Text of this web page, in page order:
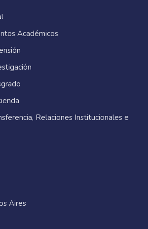
Académicos
Relaciones Institucionales e
Aires